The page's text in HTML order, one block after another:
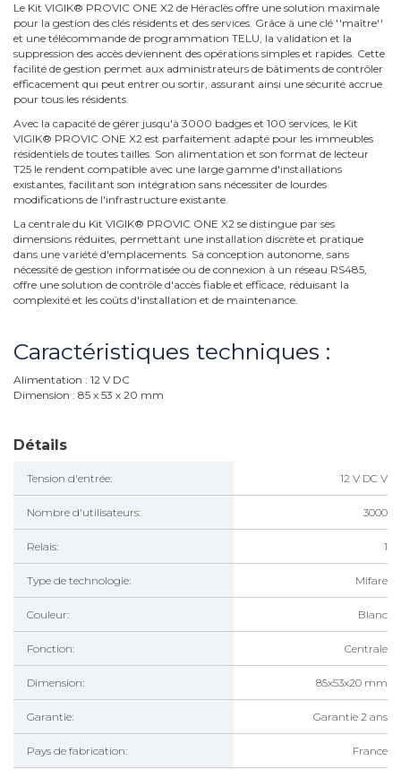
Le Kit VIGIK® PROVIC ONE X2 de Héraclès offre une solution maximale
pour la gestion des clés résidents et des services. Grâce à une clé ''maître''
et une télécommande de programmation TELU, la validation et la
suppression des accès deviennent des opérations simples et rapides. Cette
facilité de gestion permet aux administrateurs de bâtiments de contrôler
efficacement qui peut entrer ou sortir, assurant ainsi une sécurité accrue
pour tous les résidents.
Avec la capacité de gérer jusqu'à 3000 badges et 100 services, le Kit
VIGIK® PROVIC ONE X2 est parfaitement adapté pour les immeubles
résidentiels de toutes tailles. Son alimentation et son format de lecteur
T25 le rendent compatible avec une large gamme d'installations
existantes, facilitant son intégration sans nécessiter de lourdes
modifications de l'infrastructure existante.
La centrale du Kit VIGIK® PROVIC ONE X2 se distingue par ses
dimensions réduites, permettant une installation discrète et pratique
dans une variété d'emplacements. Sa conception autonome, sans
nécessité de gestion informatisée ou de connexion à un réseau RS485,
offre une solution de contrôle d'accès fiable et efficace, réduisant la
complexité et les coûts d'installation et de maintenance.
Caractéristiques techniques :
Alimentation : 12 V DC
Dimension : 85 x 53 x 20 mm
Détails
Tension d'entrée: 12 V DC V
Nombre d'utilisateurs: 3000
Relais: 1
Type de technologie: Mifare
Couleur: Blanc
Fonction: Centrale
Dimension: 85x53x20 mm
Garantie: Garantie 2 ans
Pays de fabrication: France